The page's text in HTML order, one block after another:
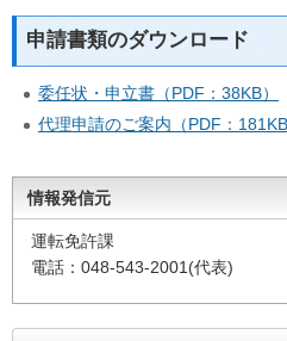
申請書類のダウンロード
委任状・申立書 （PDF：38KB）
代理申請のご案内（PDF：
情報発信元
運転免許課
電話：048-543-2001(代表)